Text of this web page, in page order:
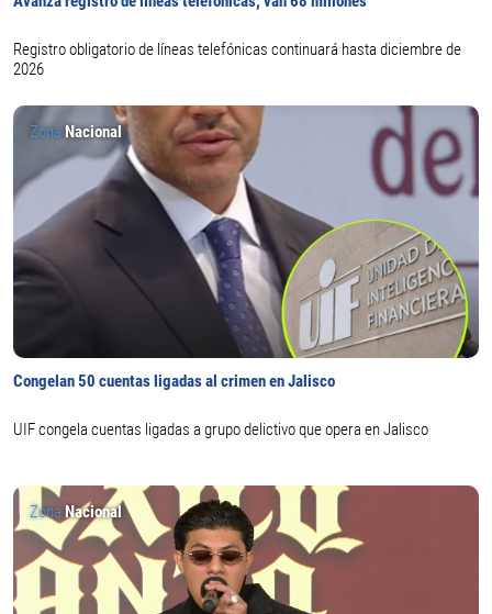
Registro obligatorio de líneas telefónicas continuará hasta diciembre de
2026
Zona Nacional
Congelan 50 cuentas ligadas al crimen en Jalisco
UIF congela cuentas ligadas a grupo delictivo que opera en Jalisco
Zona Nacional